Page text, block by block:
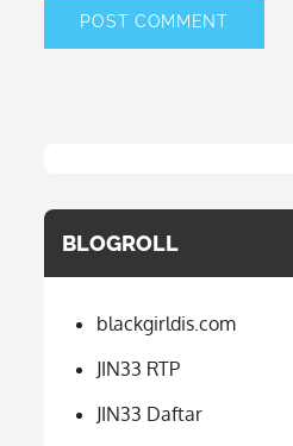
BLOGROLL
blackgirldis.com
JIN33 RTP
JIN33 Daftar